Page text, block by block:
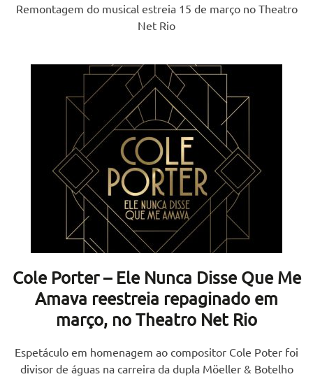
Remontagem do musical estreia 15 de março no Theatro
Net Rio
Cole Porter – Ele Nunca Disse Que Me
Amava reestreia repaginado em
março, no Theatro Net Rio
Espetáculo em homenagem ao compositor Cole Poter foi
divisor de águas na carreira da dupla Möeller & Botelho